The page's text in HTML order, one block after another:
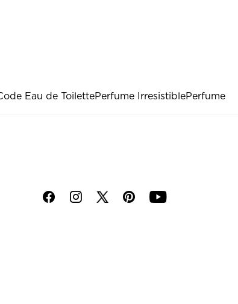
Eau de ToilettePerfume IrresistiblePerfume
f i p y